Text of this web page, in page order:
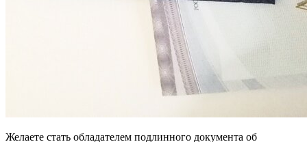
Желаете стать обладателем подлинного документа об